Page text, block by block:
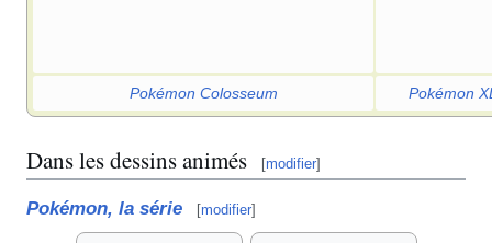
Pokémon Colosseum Pokémon
Dans les dessins animés [modifier]
Pokémon, la série [modifier]